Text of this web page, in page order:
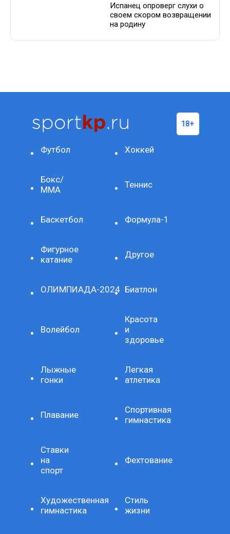
Испанец опроверг слухи о
своем скором возвращении
на родину
Футбол Хоккей
Бокс/
ММА
Теннис
Баскетбол Формула-1
Фигурное
катание
Другое
ОЛИМПИАДА-2024 Биатлон
Волейбол
Красота
и
здоровье
Лыжные
гонки
Легкая
атлетика
Плавание
Спортивная
гимнастика
Ставки
на
спорт
Фехтование
Художественная
гимнастика
Стиль
жизни